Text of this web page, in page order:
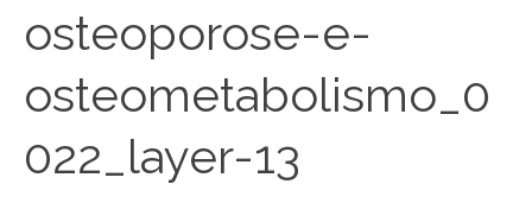
osteoporose-e-
osteometabolismo_0
022_layer-13